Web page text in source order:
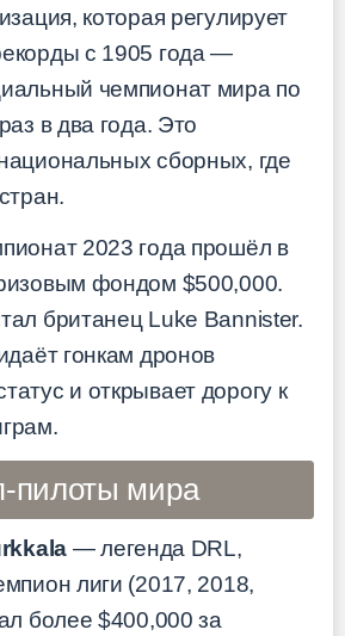
которая регулирует
с 1905 года —
чемпионат мира по
в два года. Это
сборных, где
2023 года прошёл в
фондом $500,000.
британец Luke Bannister.
гонкам дронов
и открывает дорогу к
пилоты мира
— легенда DRL,
лиги (2017, 2018,
более $400,000 за